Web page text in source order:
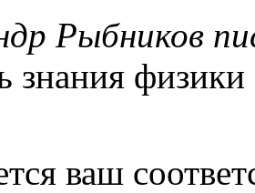
Рыбников
знания
ваш